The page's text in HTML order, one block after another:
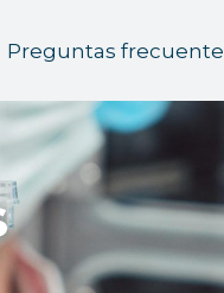
Preguntas